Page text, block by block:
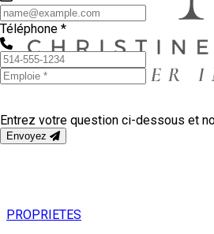
PROPRIETES
Téléphone *
Entrez votre question ci-dessous et
Envoyez